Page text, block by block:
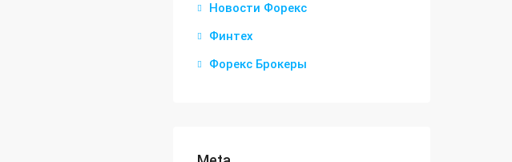
Новости Форекс
Финтех
Форекс Брокеры